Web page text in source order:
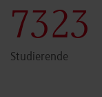
7341
Studierende